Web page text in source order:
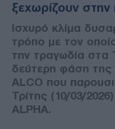
ξεχωρίζουν
Ισχυρό κλίμα
τρόπο με τον
την τραγωδία στα
δεύτερη φάση
ALCO που
Τρίτης (10/03/
ALPHA.